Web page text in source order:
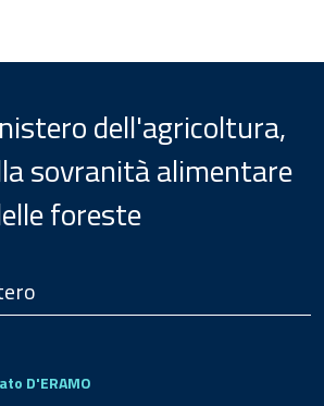
dell'agricoltura,
sovranità alimentare
foreste
D'ERAMO